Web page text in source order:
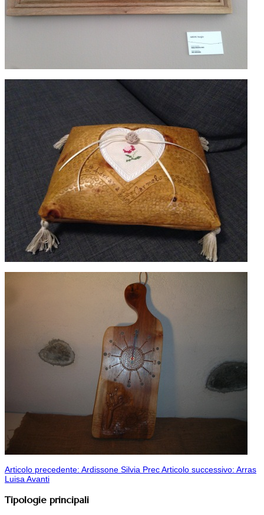
Articolo precedente: Ardissone Silvia PrecArticolo successivo: Arras
LuisaAvanti
Tipologie principali